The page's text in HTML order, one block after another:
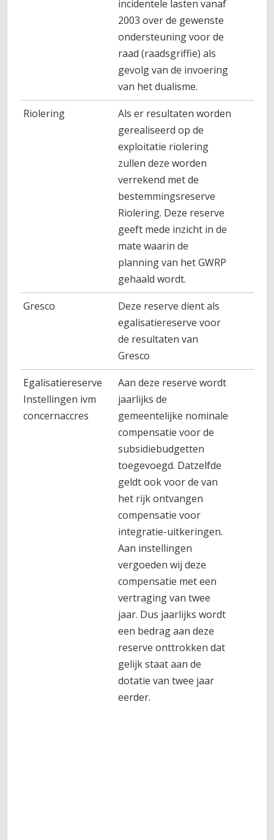
incidentele lasten vanaf
2003 over de gewenste
ondersteuning voor de
raad (raadsgriffie) als
gevolg van de invoering
van het dualisme.
Riolering
Als er resultaten worden
gerealiseerd op de
exploitatie riolering
zullen deze worden
verrekend met de
bestemmingsreserve
Riolering. Deze reserve
geeft mede inzicht in de
mate waarin de
planning van het GWRP
gehaald wordt.
Gresco
Deze reserve dient als
egalisatiereserve voor
de resultaten van
Gresco
Egalisatiereserve
Instellingen ivm
concernaccres
Aan deze reserve wordt
jaarlijks de
gemeentelijke nominale
compensatie voor de
subsidiebudgetten
toegevoegd. Datzelfde
geldt ook voor de van
het rijk ontvangen
compensatie voor
integratie-uitkeringen.
Aan instellingen
vergoeden wij deze
compensatie met een
vertraging van twee
jaar. Dus jaarlijks wordt
een bedrag aan deze
reserve onttrokken dat
gelijk staat aan de
dotatie van twee jaar
eerder.